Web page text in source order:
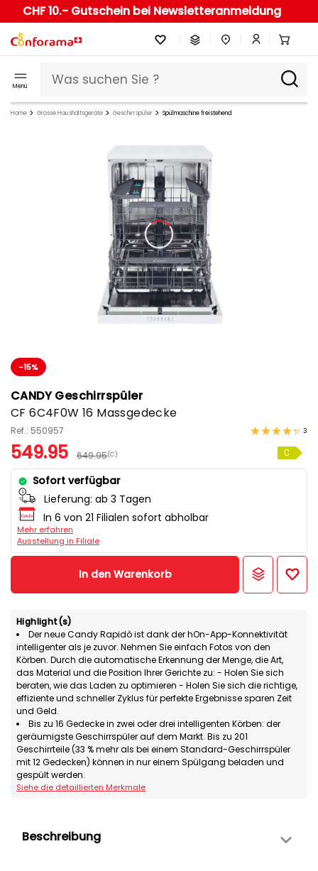
CHF 10.- Gutschein bei Newsletteranmeldung
Menü
Home Grosse Haushaltsgeräte Geschirrspüler Spülmaschine freistehend
-15%
CANDY Geschirrspüler
CF 6C4F0W 16 Massgedecke
Ref.: 550957 3
549.95 649.95(C) C
Sofort verfügbar
Lieferung: ab 3 Tagen
In 6 von 21 Filialen sofort abholbar
Mehr erfahren
Ausstellung in Filiale
In den Warenkorb
Highlight(s)
Der neue Candy Rapidò ist dank der hOn-App-Konnektivität
intelligenter als je zuvor. Nehmen Sie einfach Fotos von den
Körben. Durch die automatische Erkennung der Menge, die Art,
das Material und die Position Ihrer Gerichte zu: - Holen Sie sich
beraten, wie das Laden zu optimieren - Holen Sie sich die richtige,
effiziente und schneller Zyklus für perfekte Ergebnisse sparen Zeit
und Geld.
Bis zu 16 Gedecke in zwei oder drei intelligenten Körben: der
geräumigste Geschirrspüler auf dem Markt. Bis zu 201
Geschirrteile (33 % mehr als bei einem Standard-Geschirrspüler
mit 12 Gedecken) können in nur einem Spülgang beladen und
gespült werden.
Siehe die detaillierten Merkmale
Beschreibung